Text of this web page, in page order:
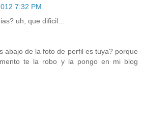
7:32 PM
uh, que dificil...
abajo de la foto de perfil es tuya? porque
te la robo y la pongo en mi blog